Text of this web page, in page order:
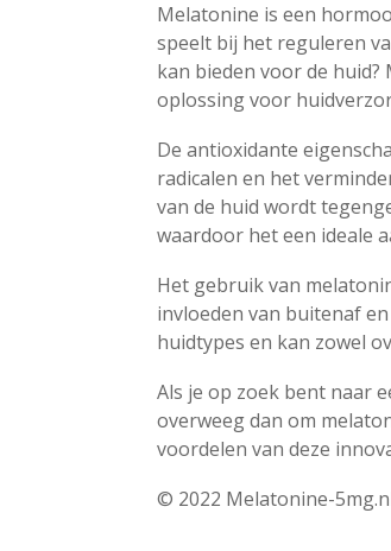
Melatonine is een
speelt bij het reguleren
kan bieden voor de
oplossing voor
De antioxidante
radicalen en het
van de huid wordt
waardoor het een ideale
Het gebruik van
invloeden van buitenaf
huidtypes en kan zowel
Als je op zoek bent naar
overweeg dan om
voordelen van deze
© 2022 Melatonine-